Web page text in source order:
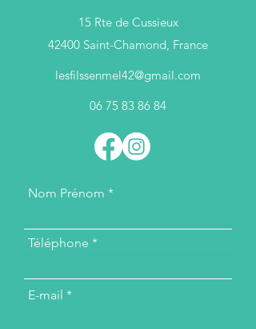
15 Rte de Cussieux
42400 Saint-Chamond, France
lesfilssenmel42@gmail.com
06 75 83 86 84
Nom Prénom
Téléphone
E-mail